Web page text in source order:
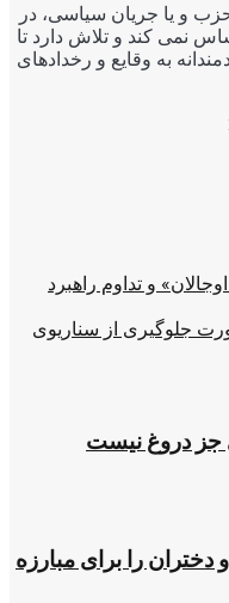
و یا جریان سیاسی، در
نمی کند و تلاش دارد تا
به وقایع و رخدادهای
و تداوم راهبرد
جلوگیری از سناریوی
دروغ نیست
را برای مبارزه